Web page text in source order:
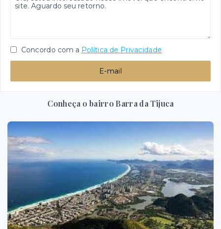
Concordo com a Política de Privacidade
E-mail
Conheça o bairro Barra da Tijuca